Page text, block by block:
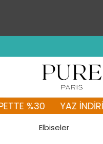
YAZ İNDİRİMİ -
Elbiseler